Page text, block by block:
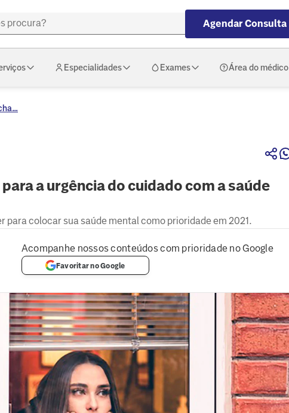
Agendar Consulta
Especialidades Exames Área do médico
a urgência do cuidado com a saúde
para colocar sua saúde mental como prioridade em 2021.
Acompanhe nossos conteúdos com prioridade no Google
Favoritar no Google